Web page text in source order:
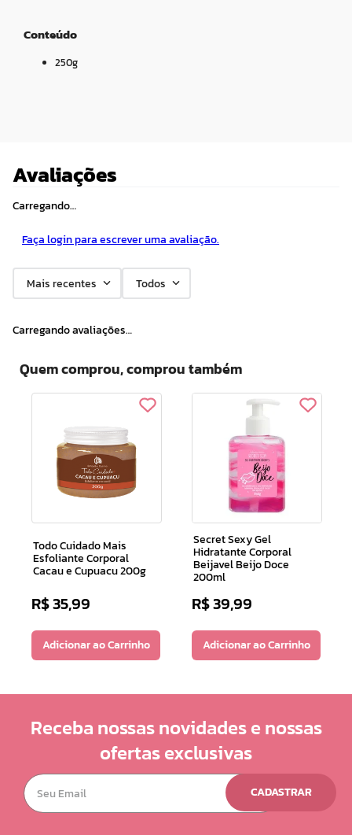
Conteúdo
250g
Avaliações
Carregando…
Faça login para escrever uma avaliação.
Mais recentes Todos
Carregando avaliações…
Quem comprou, comprou também
Todo Cuidado Mais
Esfoliante Corporal
Cacau e Cupuacu 200g
R$35,99
Adicionar ao Carrinho
Secret Sexy Gel
Hidratante Corporal
Beijavel Beijo Doce
200ml
R$39,99
Adicionar ao Carrinho
Receba nossas novidades e nossas
ofertas exclusivas
CADASTRAR